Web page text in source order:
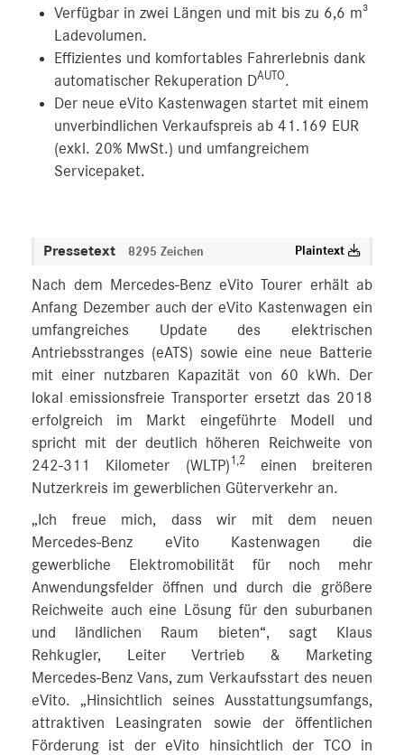
Verfügbar in zwei Längen und mit bis zu 6,6 m³
Ladevolumen.
Effizientes und komfortables Fahrerlebnis dank
automatischer Rekuperation DAUTO.
Der neue eVito Kastenwagen startet mit einem
unverbindlichen Verkaufspreis ab 41.169 EUR
(exkl. 20% MwSt.) und umfangreichem
Servicepaket.
Pressetext 8295 Zeichen Plaintext
Nach dem Mercedes‑Benz eVito Tourer erhält ab
Anfang Dezember auch der eVito Kastenwagen ein
umfangreiches Update des elektrischen
Antriebsstranges (eATS) sowie eine neue Batterie
mit einer nutzbaren Kapazität von 60 kWh. Der
lokal emissionsfreie Transporter ersetzt das 2018
erfolgreich im Markt eingeführte Modell und
spricht mit der deutlich höheren Reichweite von
242‑311 Kilometer (WLTP) 1,2einen breiteren
Nutzerkreis im gewerblichen Güterverkehr an.
„Ich freue mich, dass wir mit dem neuen
Mercedes‑Benz eVito Kastenwagen die
gewerbliche Elektromobilität für noch mehr
Anwendungsfelder öffnen und durch die größere
Reichweite auch eine Lösung für den suburbanen
und ländlichen Raum bieten“, sagt Klaus
Rehkugler, Leiter Vertrieb & Marketing
Mercedes‑Benz Vans, zum Verkaufsstart des neuen
eVito. „Hinsichtlich seines Ausstattungsumfangs,
attraktiven Leasingraten sowie der öffentlichen
Förderung ist der eVito hinsichtlich der TCO in